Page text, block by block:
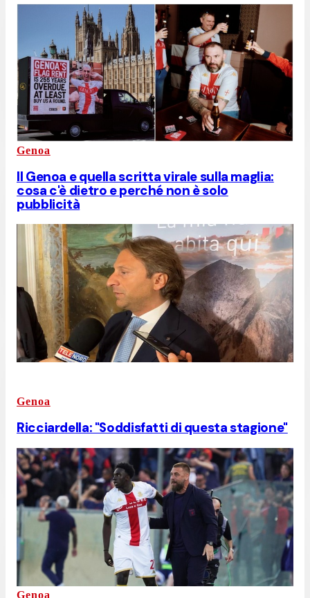
Genoa
Il Genoa e quella scritta virale sulla maglia:
cosa c'è dietro e perché non è solo
pubblicità
Genoa
Ricciardella: "Soddisfatti di questa stagione"
Genoa